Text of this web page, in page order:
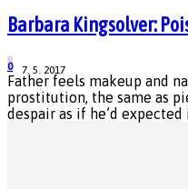
Barbara Kingsolver:
7. 5. 2017
0
Father feels makeup and
prostitution, the same as
despair as if he’d expected